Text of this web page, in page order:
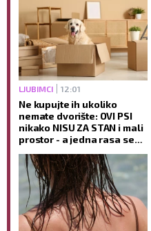
LJUBIMCI 12:01
Ne kupujte ih ukoliko
nemate dvorište: OVI PSI
nikako NISU ZA STAN i mali
prostor - a jedna rasa se
temperamentna!